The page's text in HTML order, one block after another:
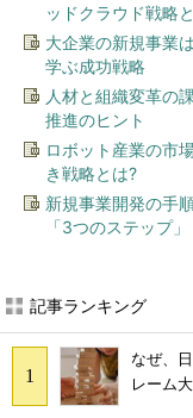
ッドクラウド戦略
大企業の新規事業
学ぶ成功戦略
人材と組織変革の
推進のヒント
ロボット産業の市
き戦略とは?
新規事業開発の手
「3つのステップ」
記事ランキング
なぜ、
レーム